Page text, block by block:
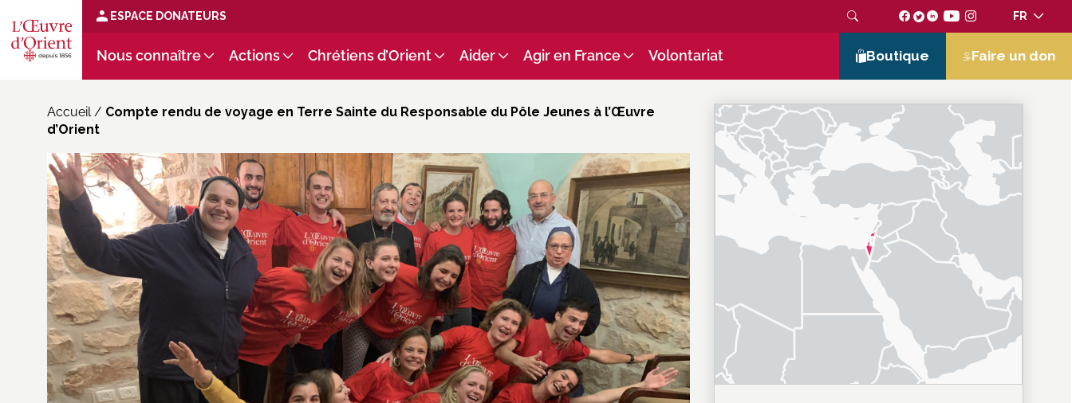
ESPACE DONATEURS FR
Nous connaître Actions Chrétiens d’Orient Aider Agir en France Volontariat Boutique Faire un don
Accueil/ Compte rendu de voyage en Terre Sainte du Responsable du Pôle Jeunes à l’Œuvre
d’Orient